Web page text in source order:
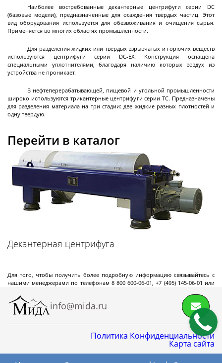
флюидной экстракции
Концентраторы
Концентраторы сферические
Концентраторы цилиндрические
Роторные
испарители
Лабораторные роторные испарители
Промышленные роторные испарители
Морозильные
камеры
Морозильные шкафы промышленные
Наиболее востребованные декантерные центрифуги серии DC
(базовые модели), предназначенные для осаждения твердых частиц. Этот
вид оборудования используется для обезвоживания и очищения сырья.
Применяется во многих областях промышленности.
Для разделения жидких или твердых взрывчатых и горючих веществ
используются центрифуги серии DC-EX. Конструкция оснащена
специальными уплотнителями, благодаря наличию которых воздух из
устройства не проникает.
В нефтеперерабатывающей, пищевой и угольной промышленности
широко используются трикантерные центрифуги серии TC. Предназначены
для разделения материала на три стадии: две жидкие разных плотностей и
одну твердую.
Перейти в каталог
Декантерная центрифуга
Для того, чтобы получить более подробную информацию связывайтесь с
нашими менеджерами по телефонам 8 800 600-06-01, +7 (495) 145-06-01 или
info@mida.ru
Политика Конфиденциальности
Карта сайта